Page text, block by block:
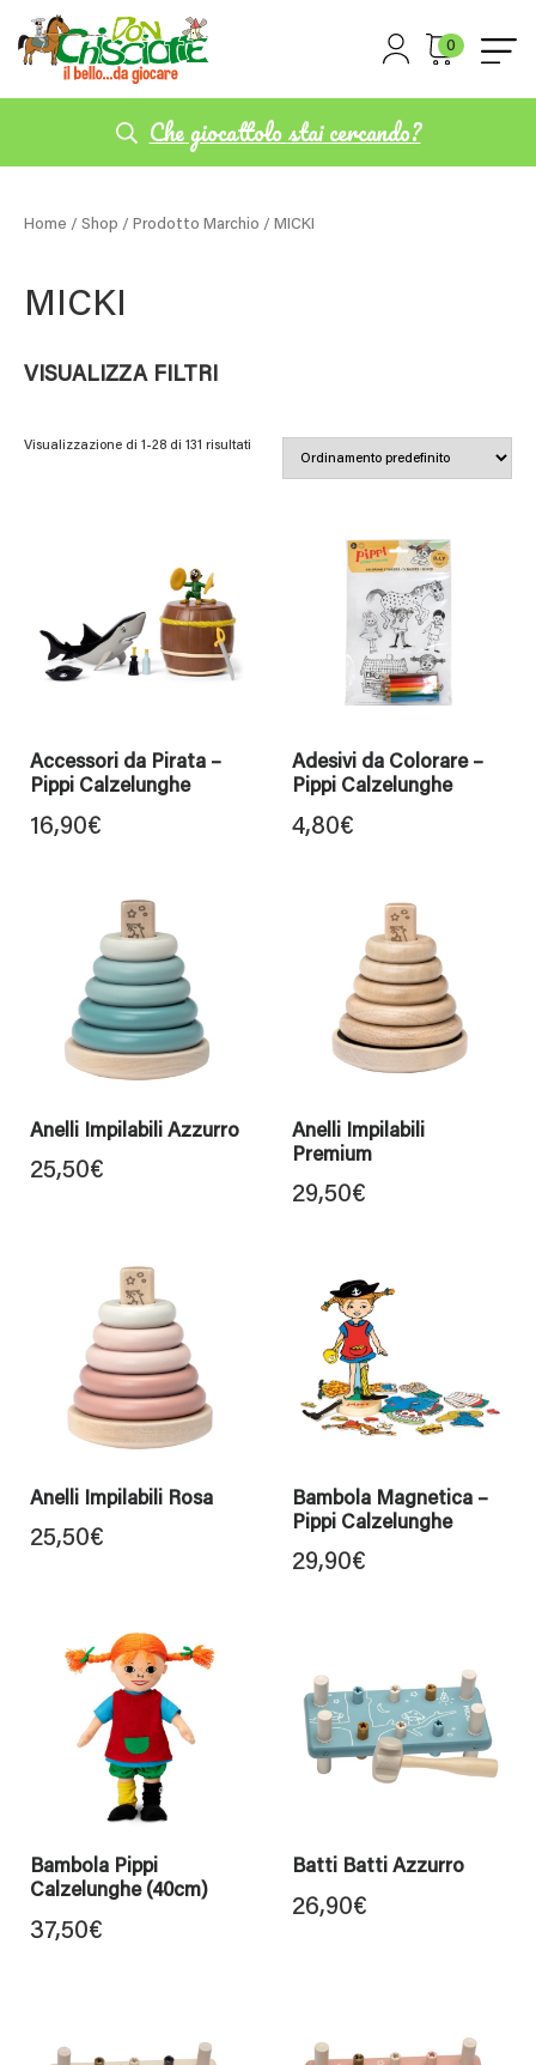
0
Che giocattolo stai cercando?
Home / Shop / Prodotto Marchio / MICKI
MICKI
VISUALIZZA FILTRI
Visualizzazione di 1-28 di 131 risultati
Accessori da Pirata –
Pippi Calzelunghe
16,90€
Adesivi da Colorare –
Pippi Calzelunghe
4,80€
Anelli Impilabili Azzurro
25,50€
Anelli Impilabili
Premium
29,50€
Anelli Impilabili Rosa
25,50€
Bambola Magnetica –
Pippi Calzelunghe
29,90€
Bambola Pippi
Calzelunghe (40cm)
37,50€
Batti Batti Azzurro
26,90€